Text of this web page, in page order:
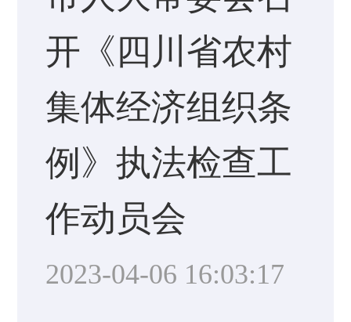
开《四川省农村
集体经济组织条
例》执法检查工
作动员会
2023-04-06 16:03:17